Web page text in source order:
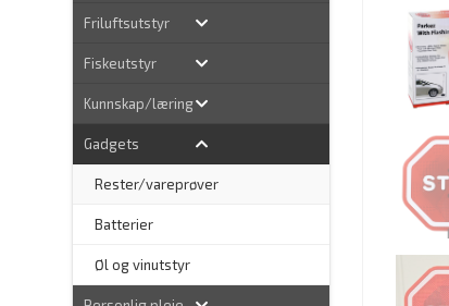
Friluftsutstyr
Fiskeutstyr
Kunnskap/læring
Gadgets
Rester/vareprøver
Batterier
Øl og vinutstyr